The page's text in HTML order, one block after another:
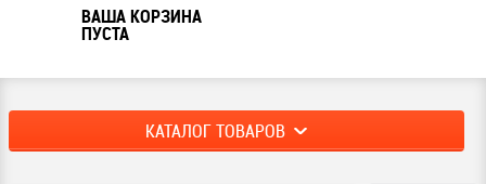
ВАША КОРЗИНА
ПУСТА
КАТАЛОГ ТОВАРОВ